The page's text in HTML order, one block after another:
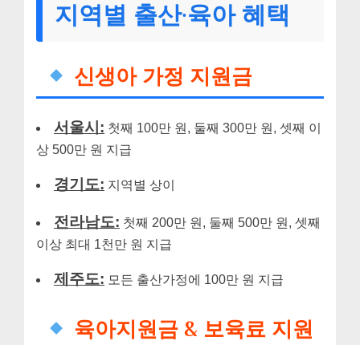
지역별 출산·육아 혜택
신생아 가정 지원금
서울시: 첫째 100만 원, 둘째 300만 원, 셋째 이
상 500만 원 지급
경기도: 지역별 상이
전라남도: 첫째 200만 원, 둘째 500만 원, 셋째
이상 최대 1천만 원 지급
제주도: 모든 출산가정에 100만 원 지급
육아지원금 & 보육료 지원